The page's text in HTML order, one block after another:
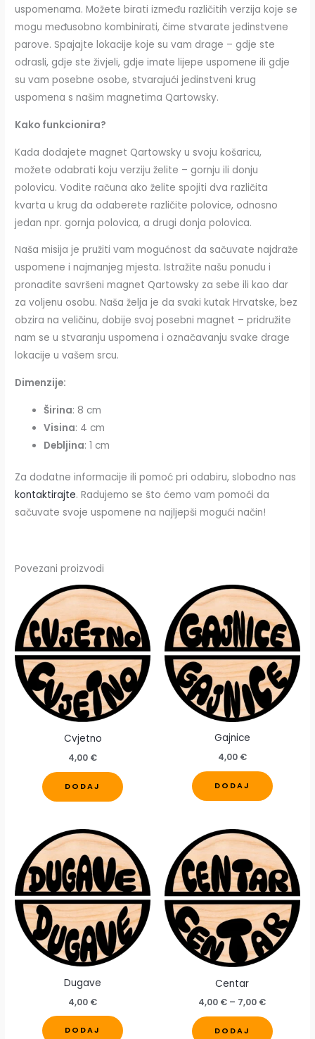
uspomenama. Možete birati između različitih verzija koje se
mogu međusobno kombinirati, čime stvarate jedinstvene
parove. Spajajte lokacije koje su vam drage – gdje ste
odrasli, gdje ste živjeli, gdje imate lijepe uspomene ili gdje
su vam posebne osobe, stvarajući jedinstveni krug
uspomena s našim magnetima Qartowsky.
Kako funkcionira?
Kada dodajete magnet Qartowsky u svoju košaricu,
možete odabrati koju verziju želite – gornju ili donju
polovicu. Vodite računa ako želite spojiti dva različita
kvarta u krug da odaberete različite polovice, odnosno
jedan npr. gornja polovica, a drugi donja polovica.
Naša misija je pružiti vam mogućnost da sačuvate najdraže
uspomene i najmanjeg mjesta. Istražite našu ponudu i
pronađite savršeni magnet Qartowsky za sebe ili kao dar
za voljenu osobu. Naša želja je da svaki kutak Hrvatske, bez
obzira na veličinu, dobije svoj posebni magnet – pridružite
nam se u stvaranju uspomena i označavanju svake drage
lokacije u vašem srcu.
Dimenzije:
Širina: 8 cm
Visina: 4 cm
Debljina: 1 cm
Za dodatne informacije ili pomoć pri odabiru, slobodno nas
kontaktirajte. Radujemo se što ćemo vam pomoći da
sačuvate svoje uspomene na najljepši mogući način!
Povezani proizvodi
Cvjetno
4,00 €
DODAJ
proizvod
varijanti.
Opcije
se
mogu
odabrati
na
stranici
Gajnice
4,00 €
DODAJ
proizvod
varijanti.
Opcije
se
mogu
odabrati
na
stranici
Dugave
4,00 €
DODAJ
Centar
4,00 € – 7,00 €Raspon
od
4,00 €
DODAJ